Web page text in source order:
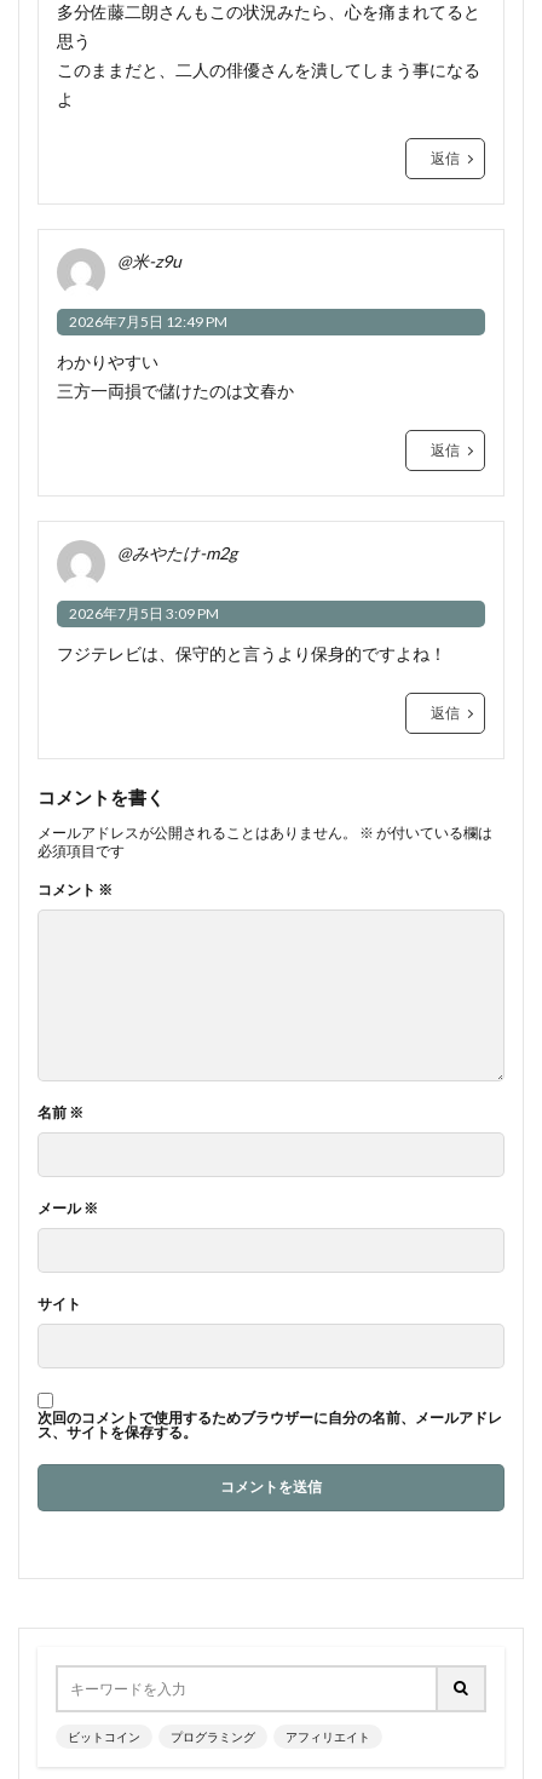
多分佐藤二朗さんもこの状況みたら、心を痛まれてると
思う
このままだと、二人の俳優さんを潰してしまう事になる
よ
返信
@米-z9u
2026年7月5日 12:49 PM
わかりやすい
三方一両損で儲けたのは文春か
返信
@みやたけ-m2g
2026年7月5日 3:09 PM
フジテレビは、保守的と言うより保身的ですよね！
返信
コメントを書く
メールアドレスが公開されることはありません。 ※ が付いている欄は
必須項目です
コメント ※
名前 ※
メール※
サイト
次回のコメントで使用するためブラウザーに自分の名前、メールアドレ
ス、サイトを保存する。
ビットコイン プログラミング アフィリエイト